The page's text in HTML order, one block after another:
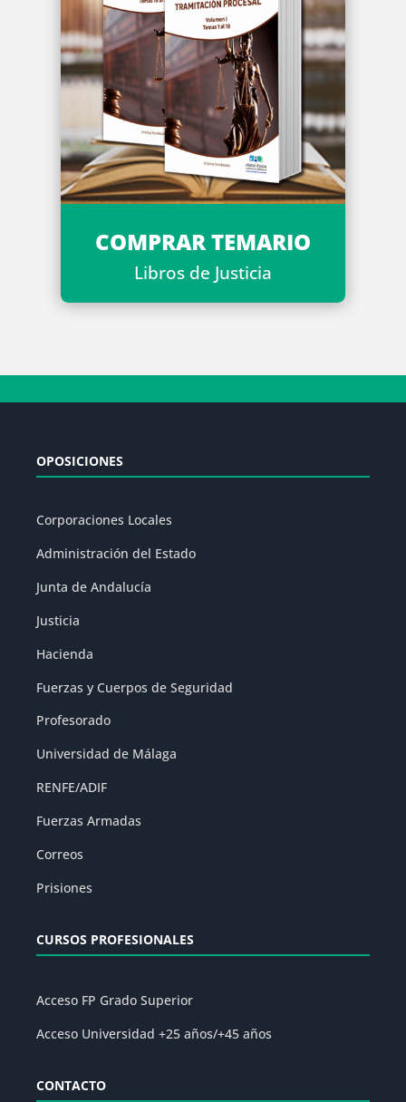
COMPRAR TEMARIO
Libros de Justicia
OPOSICIONES
Corporaciones Locales
Administración del Estado
Junta de Andalucía
Justicia
Hacienda
Fuerzas y Cuerpos de Seguridad
Profesorado
Universidad de Málaga
RENFE/ADIF
Fuerzas Armadas
Correos
Prisiones
CURSOS PROFESIONALES
Acceso FP Grado Superior
Acceso Universidad +25 años/+45 años
CONTACTO